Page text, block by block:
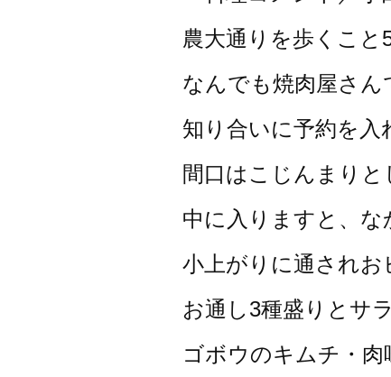
農大通りを歩くこと
なんでも焼肉屋さん
知り合いに予約を入
間口はこじんまりと
中に入りますと、な
小上がりに通されお
お通し3種盛りとサ
ゴボウのキムチ・肉